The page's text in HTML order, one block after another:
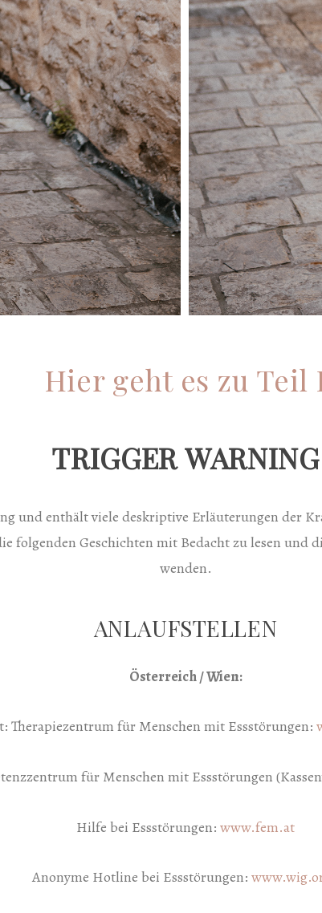
Hier geht es zu Teil
TRIGGER WARNING
und enthält viele deskriptive Erläuterungen der
folgenden Geschichten mit Bedacht zu lesen und
wenden.
ANLAUFSTELLEN
Österreich / Wien:
Therapiezentrum für Menschen mit Essstörungen:
für Menschen mit Essstörungen
Hilfe bei Essstörungen: www.fem.at
Anonyme Hotline bei Essstörungen: